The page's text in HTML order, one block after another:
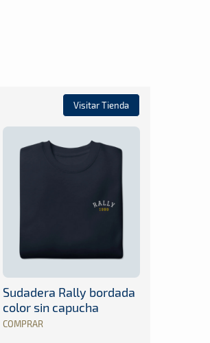
Visitar Tienda
Sudadera Rally bordada
color sin capucha
COMPRAR